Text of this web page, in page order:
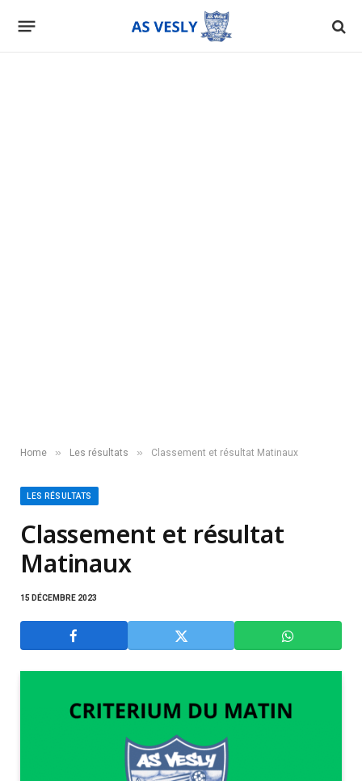
Home » Les résultats » Classement et résultat Matinaux
LES RÉSULTATS
Classement et résultat
Matinaux
15 DÉCEMBRE 2023